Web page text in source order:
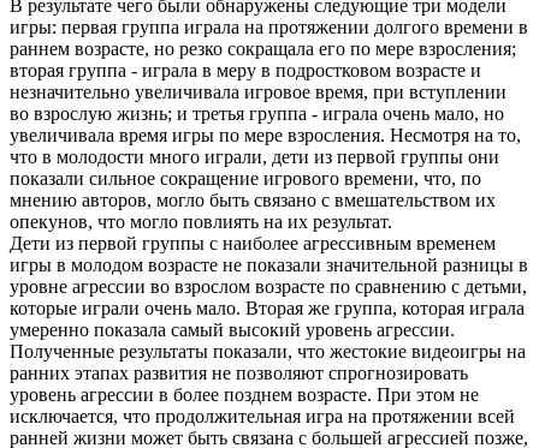
В результате чего были обнаружены следующие три модели
игры: первая группа играла на протяжении долгого времени в
раннем возрасте, но резко сокращала его по мере взросления;
вторая группа - играла в меру в подростковом возрасте и
незначительно увеличивала игровое время, при вступлении
во взрослую жизнь; и третья группа - играла очень мало, но
увеличивала время игры по мере взросления. Несмотря на то,
что в молодости много играли, дети из первой группы они
показали сильное сокращение игрового времени, что, по
мнению авторов, могло быть связано с вмешательством их
опекунов, что могло повлиять на их результат.
Дети из первой группы с наиболее агрессивным временем
игры в молодом возрасте не показали значительной разницы в
уровне агрессии во взрослом возрасте по сравнению с детьми,
которые играли очень мало. Вторая же группа, которая играла
умеренно показала самый высокий уровень агрессии.
Полученные результаты показали, что жестокие видеоигры на
ранних этапах развития не позволяют спрогнозировать
уровень агрессии в более позднем возрасте. При этом не
исключается, что продолжительная игра на протяжении всей
ранней жизни может быть связана с большей агрессией позже,